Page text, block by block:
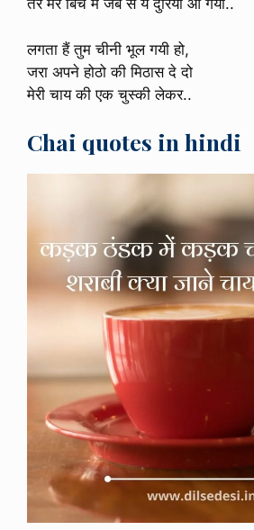
तेरे मेरे बिच मे जब से ये दुरिया आ गयी..
लगता हैं तुम चीनी भूल गयी हो,
जरा अपने होठो की मिठास दे दो
मेरी चाय की एक चुस्की लेकर..
Chai quotes in hindi